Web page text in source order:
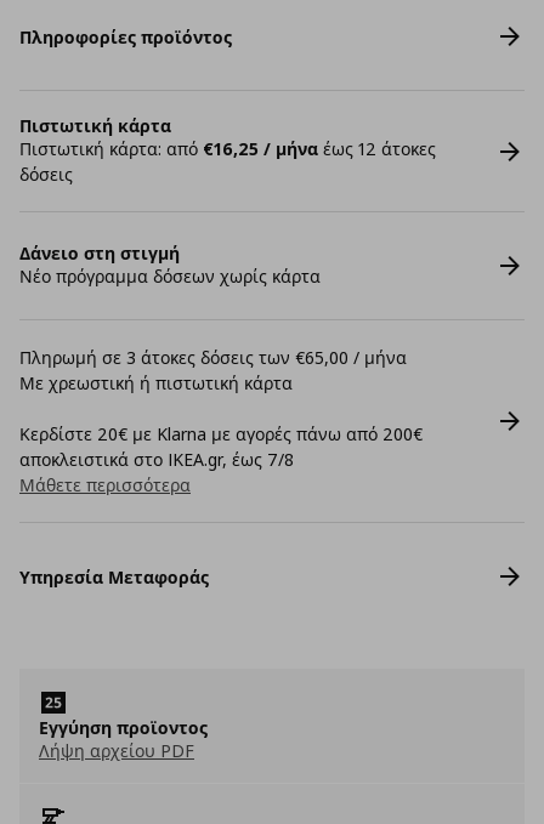
Πληροφορίες προϊόντος
Πιστωτική κάρτα
Πιστωτική κάρτα: από €16,25 / μήνα έως 12 άτοκες
δόσεις
Δάνειο στη στιγμή
Νέο πρόγραμμα δόσεων χωρίς κάρτα
Πληρωμή σε 3 άτοκες δόσεις των €65,00 / μήνα
Με χρεωστική ή πιστωτική κάρτα
Κερδίστε 20€ με Klarna με αγορές πάνω από 200€
αποκλειστικά στο IKEA.gr, έως 7/8
Μάθετε περισσότερα
Υπηρεσία Μεταφοράς
Εγγύηση προϊοντος
Λήψη αρχείου PDF